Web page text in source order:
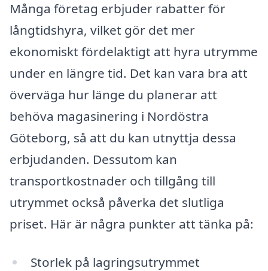
Många företag erbjuder rabatter för
långtidshyra, vilket gör det mer
ekonomiskt fördelaktigt att hyra utrymme
under en längre tid. Det kan vara bra att
överväga hur länge du planerar att
behöva magasinering i Nordöstra
Göteborg, så att du kan utnyttja dessa
erbjudanden. Dessutom kan
transportkostnader och tillgång till
utrymmet också påverka det slutliga
priset. Här är några punkter att tänka på:
Storlek på lagringsutrymmet